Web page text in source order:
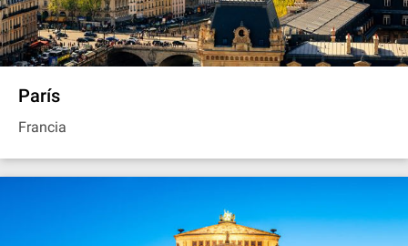
París
Francia